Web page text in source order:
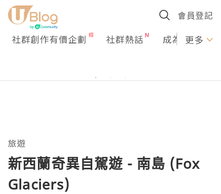
會員登記
社群創作有價企劃 社群熱話 成為U更多
旅遊
新西蘭奇異自駕遊 - 南島 (Fox
Glaciers)